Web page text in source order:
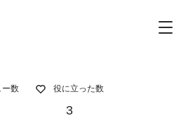
ー数 役に立った数
3